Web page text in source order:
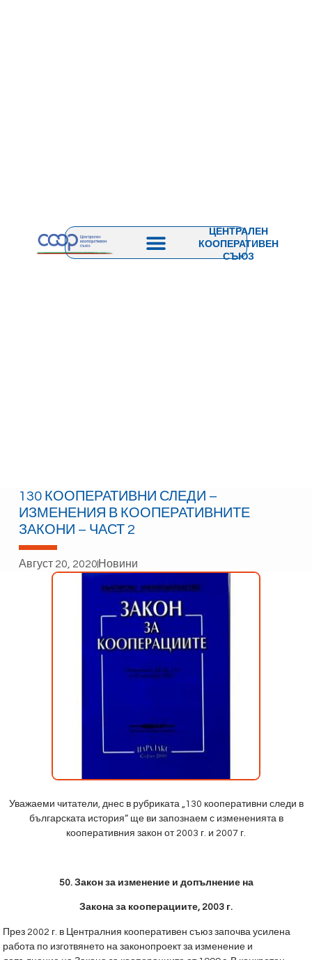
ЦЕНТРАЛЕН
КООПЕРАТИВЕН
СЪЮЗ
130 КООПЕРАТИВНИ СЛЕДИ –
ИЗМЕНЕНИЯ В КООПЕРАТИВНИТЕ
ЗАКОНИ – ЧАСТ 2
Август 20, 2020Новини
Уважаеми читатели, днес в рубриката „130 кооперативни следи в
българската история“ ще ви запознаем с измененията в
кооперативния закон от 2003 г. и 2007 г.
50. Закон за изменение и допълнение на
Закона за кооперациите, 2003 г.
През 2002 г. в Централния кооперативен съюз започва усилена
работа по изготвянето на законопроект за изменение и